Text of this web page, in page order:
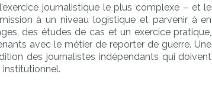
journalistique le plus complexe – et le
à un niveau logistique et parvenir à en
des études de cas et un exercice pratique,
avec le métier de reporter de guerre. Une
des journalistes indépendants qui doivent
institutionnel.